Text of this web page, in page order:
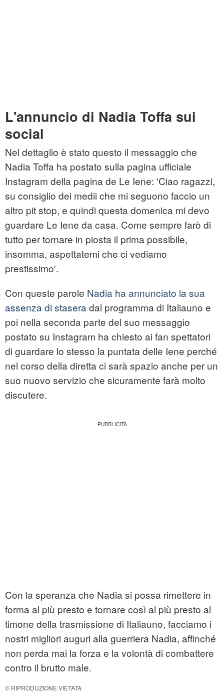
L'annuncio di Nadia Toffa sui
social
Nel dettaglio è stato questo il messaggio che
Nadia Toffa ha postato sulla pagina ufficiale
Instagram della pagina de Le Iene: 'Ciao ragazzi,
su consiglio dei medii che mi seguono faccio un
altro pit stop, e quindi questa domenica mi devo
guardare Le Iene da casa. Come sempre farò di
tutto per tornare in piosta il prima possibile,
insomma, aspettatemi che ci vediamo
prestissimo'.
Con queste parole Nadia ha annunciato la sua
assenza di stasera dal programma di Italiauno e
poi nella seconda parte del suo messaggio
postato su Instagram ha chiesto ai fan spettatori
di guardare lo stesso la puntata delle Iene perché
nel corso della diretta ci sarà spazio anche per un
suo nuovo servizio che sicuramente farà molto
discutere.
Con la speranza che Nadia si possa rimettere in
forma al più presto e tornare così al più presto al
timone della trasmissione di Italiauno, facciamo i
nostri migliori auguri alla guerriera Nadia, affinché
non perda mai la forza e la volontà di combattere
contro il brutto male.
© RIPRODUZIONE VIETATA